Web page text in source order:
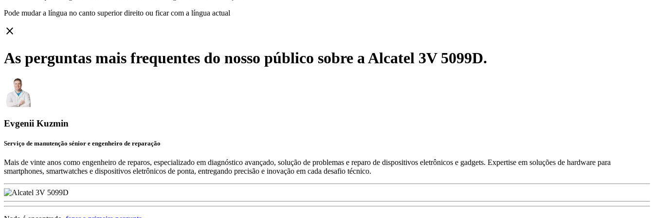
Pode mudar a língua no canto superior direito ou ficar com a língua actual
close
As perguntas mais frequentes do nosso público sobre a Alcatel 3V 5099D.
Evgenii Kuzmin
Serviço de manutenção sénior e engenheiro de reparação
Mais de vinte anos como engenheiro de reparos, especializado em diagnóstico avançado, solução de problemas e reparo de dispositivos eletrônicos e gadgets. Expertise em soluções de hardware para
smartphones, smartwatches e dispositivos eletrônicos de ponta, entregando precisão e inovação em cada desafio técnico.